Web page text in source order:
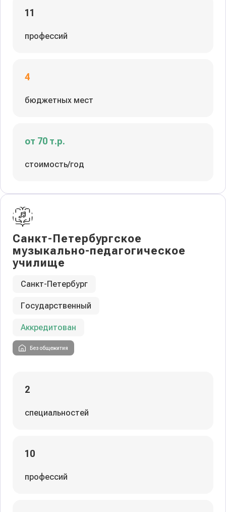
11
профессий
4
бюджетных мест
от 70 т.р.
стоимость/год
Санкт-Петербургское
музыкально-педагогическое
училище
Санкт-Петербург
Государственный
Аккредитован
Без общежития
2
специальностей
10
профессий